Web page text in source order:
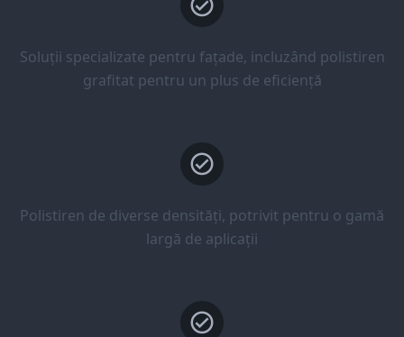
Soluții specializate pentru fațade, incluzând polistiren
grafitat pentru un plus de eficiență
Polistiren de diverse densități, potrivit pentru o gamă
largă de aplicații